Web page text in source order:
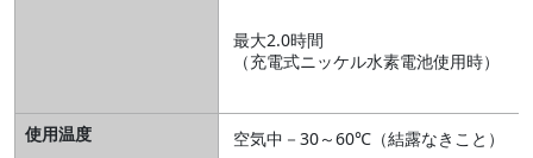
最大2.0時間
（充電式ニッケル水素電池使用時）
使用温度 空気中－30～60℃（結露なきこと）